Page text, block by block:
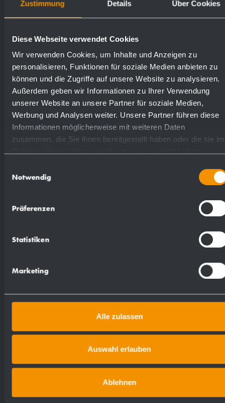
Zustimmung Details Über Cookies
Diese Webseite verwendet Cookies
Wir verwenden Cookies, um Inhalte und Anzeigen zu
personalisieren, Funktionen für soziale Medien anbieten zu
können und die Zugriffe auf unsere Website zu analysieren.
Außerdem geben wir Informationen zu Ihrer Verwendung
unserer Website an unsere Partner für soziale Medien,
Werbung und Analysen weiter. Unsere Partner führen diese
Informationen möglicherweise mit weiteren Daten
zusammen, die Sie ihnen bereitgestellt haben oder die sie im
Notwendig
Präferenzen
Statistiken
Marketing
Alle zulassen
Auswahl erlauben
Ablehnen
Textvorschlag für Ausschreibungen:
Abfallkorb aus Stahldraht, verchromt für
Aufputz-Montage oder Bodenaufstellung.
2,5 mm und 4 mm starkes Gitterwerk.
Befestigungsösen in zweiter Gitterreihe für
unsichtbare Wandbefestigung.
Fassungsvermögen ca. 72 l. Lieferung
einschließlich Befestigungsmaterial.
Abmessungen: 400 x 600 x 300 mm
Ausschreibungstexte
TXT
ÖNORM